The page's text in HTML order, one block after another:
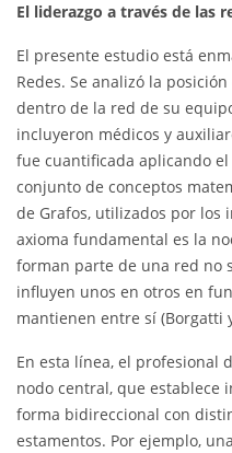
El liderazgo a través de las
El presente estudio está
Redes. Se analizó la
dentro de la red de su
incluyeron médicos y
fue cuantificada aplicando el
conjunto de conceptos
de Grafos, utilizados por los
axioma fundamental es la
forman parte de una red no
influyen unos en otros en
mantienen entre sí (Borgatti
En esta línea, el profesional
nodo central, que establece
forma bidireccional con
estamentos. Por ejemplo,